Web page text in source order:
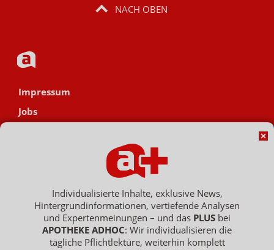
NACH OBEN
Impressum
Jobs
Hinweisgebersystem
Vertrag widerrufen
Individualisierte Inhalte, exklusive News,
Hintergrundinformationen, vertiefende Analysen
und Expertenmeinungen – und das PLUS bei
APOTHEKE ADHOC: Wir individualisieren die
tägliche Pflichtlektüre, weiterhin komplett